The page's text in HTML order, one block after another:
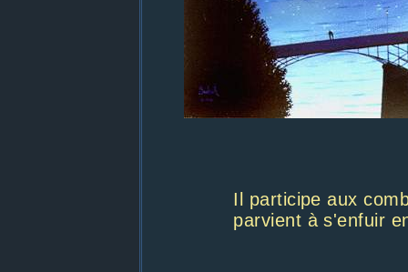
Il participe aux
parvient à s'enfuir